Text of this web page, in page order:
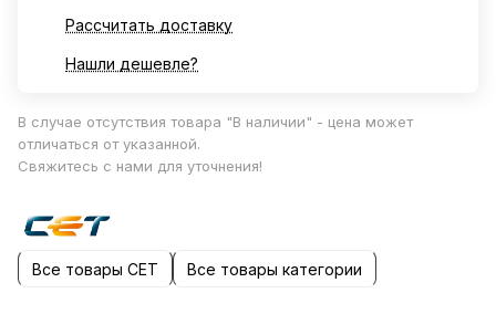
Рассчитать доставку
Нашли дешевле?
В случае отсутствия товара "В наличии" - цена может
отличаться от указанной.
Свяжитесь с нами для уточнения!
Все товары CET Все товары категории